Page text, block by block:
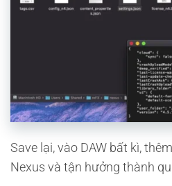
Save lại, vào DAW bất kì,
Nexus và tận hưởng thành